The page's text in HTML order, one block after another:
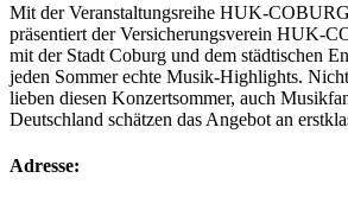
Mit der Veranstaltungsreihe HUK-
präsentiert der Versicherungsverein HUK-
mit der Stadt Coburg und dem städtischen
jeden Sommer echte Musik-Highlights.
lieben diesen Konzertsommer, auch
Deutschland schätzen das Angebot an
Adresse: